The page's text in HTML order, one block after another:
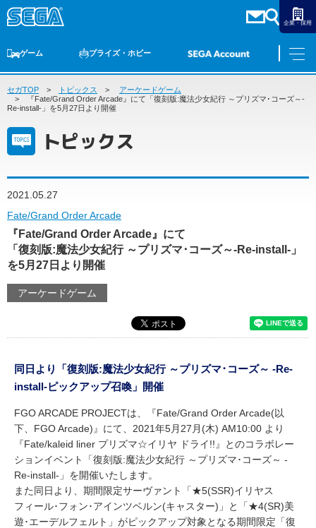
企業・採用
ゲーム
ゲームTOP 家庭用ゲーム PCゲーム
プライズ・ホビー
プライズ トイ S-FIRE セガ ラッキーくじ
オンライン
ゲーム
家庭用ゲーム
スマホゲーム
プライズ・ホビー
S-FIRE
セガ ラッキーくじ
セガ ラッキーくじオンライン
アニメ
ダーツ
トピックス
セガTOP トピックス
アーケードゲーム
『Fate/Grand Order Arcade』にて「復刻版:魔法少女紀行 ～プリズマ･コーズ～-
Re-install-」を5月27日より開催
トピックス
2021.05.27
Fate/Grand Order Arcade
『Fate/Grand Order Arcade』にて
「復刻版:魔法少女紀行 ～プリズマ･コーズ～-Re-install-」
を5月27日より開催
アーケードゲーム
同日より「復刻版:魔法少女紀行 ～プリズマ･コーズ～ -Re-
install-ピックアップ召喚」開催
FGO ARCADE PROJECTは、『Fate/Grand Order Arcade(以
下、FGO Arcade)』にて、2021年5月27月(木) AM10:00 より
『Fate/kaleid liner プリズマ☆イリヤ ドライ!!』とのコラボレー
ションイベント「復刻版:魔法少女紀行 ～プリズマ･コーズ～ -
Re-install-」を開催いたします。
また同日より、期間限定サーヴァント「★5(SSR)イリヤス
フィール･フォン･アインツベルン(キャスター)」と「★4(SR)美
遊･エーデルフェルト」がピックアップ対象となる期間限定「復